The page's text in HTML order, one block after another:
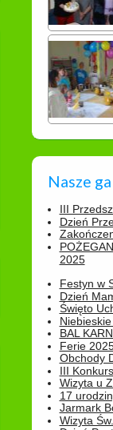
Nasze
III
Dzień
2025
Festyn w
Dzień
Święto
BAL
Ferie
Obchody
III
Wizyta u
17
Jarmark
Wizyta